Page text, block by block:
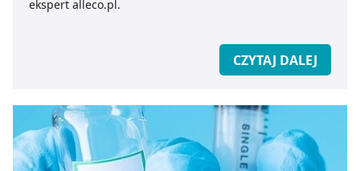
ekspert alleco.pl.
CZYTAJ DALEJ